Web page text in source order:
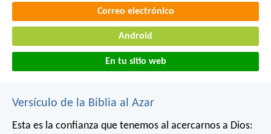
Correo electrónico
Android
En tu sitio web
Versículo de la Biblia al Azar
Esta es la confianza que tenemos al acercarnos a Dios: